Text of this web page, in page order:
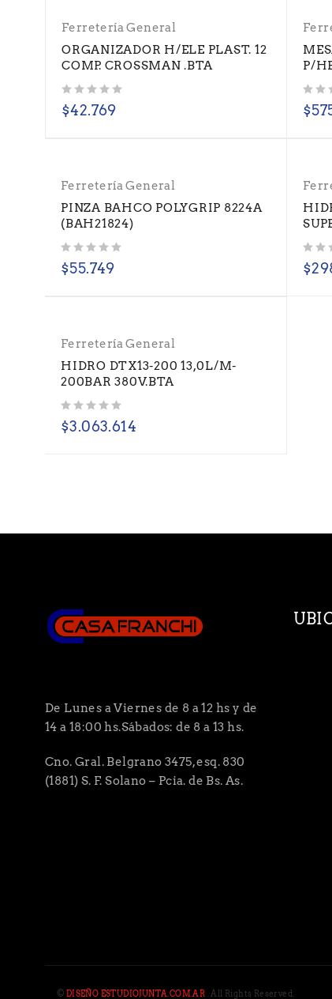
Ferretería General
ORGANIZADOR H/ELE PLAST. 12
COMP. CROSSMAN .BTA
$42.769
P/
$
Ferretería General
PINZA BAHCO POLYGRIP 8224A
(BAH21824)
$55.749 $
Ferretería General
HIDRO DTX13-200 13,0L/M-
200BAR 380V.BTA
$3.063.614
De Lunes a Viernes de 8 a 12 hs y de
14 a 18:00 hs.Sábados: de 8 a 13 hs.
Cno. Gral. Belgrano 3475, esq. 830
(1881) S. F. Solano – Pcia. de Bs. As.
© DISEÑO ESTUDIOJUNTA.COM.AR . All Rights Reserved.